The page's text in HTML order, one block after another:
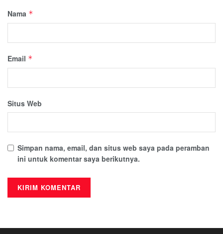
Nama *
Email *
Situs Web
Simpan nama, email, dan situs web saya pada peramban
ini untuk komentar saya berikutnya.